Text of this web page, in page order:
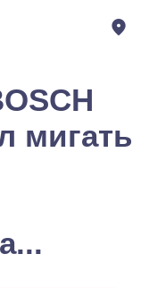
мигать